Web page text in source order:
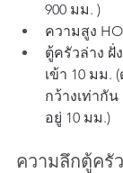
900 มม. )
ความสูง
ตู้ครัวล่าง ฝั่
เข้า 10 มม.
กว้างเท่ากั
อยู่ 10 มม.)
ความลึกตู้ครัว